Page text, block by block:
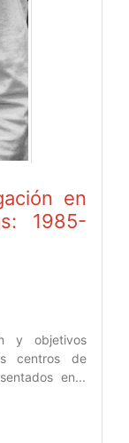
en
1985-
y objetivos
centros de
en...